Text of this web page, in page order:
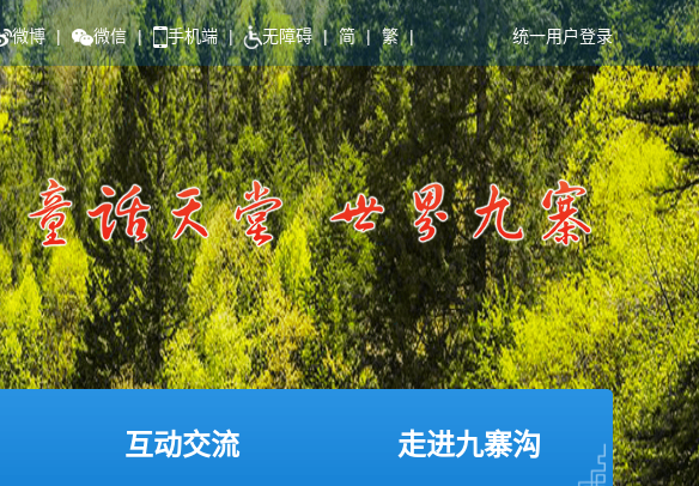
微博 | 微信 | 手机端 | 无障碍 | 简 | 繁 | 统一用户登录
互动交流 走进九寨沟